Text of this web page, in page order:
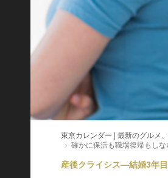
東京カレンダー | 最新のグルメ
確かに保活も職場復帰もし
産後クライシス—結婚3年